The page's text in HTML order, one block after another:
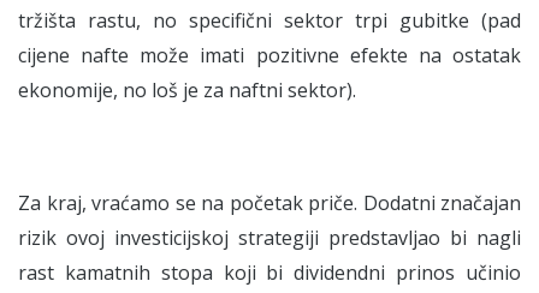
tržišta rastu, no specifični sektor trpi gubitke (pad
cijene nafte može imati pozitivne efekte na ostatak
ekonomije, no loš je za naftni sektor).
Za kraj, vraćamo se na početak priče. Dodatni značajan
rizik ovoj investicijskoj strategiji predstavljao bi nagli
rast kamatnih stopa koji bi dividendni prinos učinio